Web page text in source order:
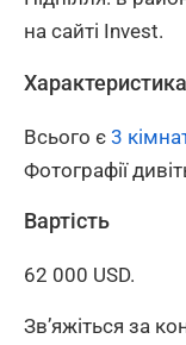
на сайті Invest.
Характеристика
Всього є 3
Фотографії
Вартість
62 000 USD.
Зв’яжіться за